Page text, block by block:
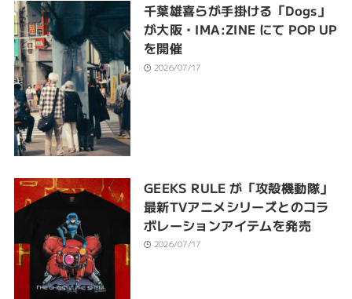
千葉雄喜らが手掛ける「Dogs」
が大阪・IMA:ZINE にて POP UP
を開催
2026/07/17
GEEKS RULE が「攻殻機動隊」
最新TVアニメシリーズとのコラ
ボレーションアイテムを発売
2026/07/17